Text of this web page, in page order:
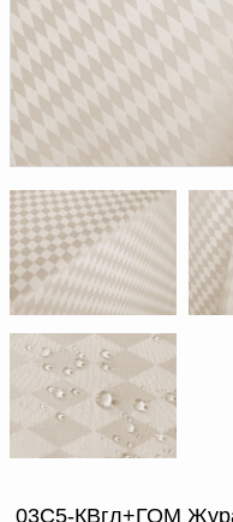
Доверенность на
получение груза
Документы по работе с
персональными данными
Письмо руководителю
Вопросы и ответы
Новости | Статьи
03С5-КВгл+ГОМ